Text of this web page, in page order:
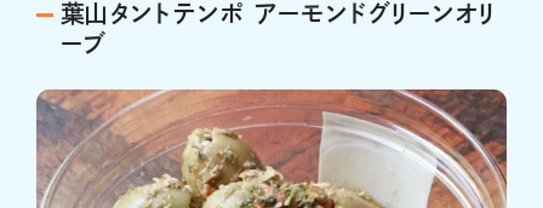
葉山タントテンポ アーモンドグリーンオリ
ーブ